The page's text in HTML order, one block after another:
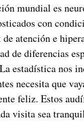
mundial es
con
atención e
de diferencias
estadística nos
necesita que
feliz. Estos
visita sea